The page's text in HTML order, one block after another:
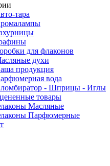
тара
для флаконов
духи
продукция
вода
- Шприцы - Иглы
товары
Масляные
Парфюмерные